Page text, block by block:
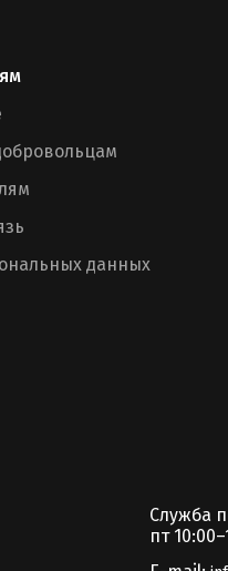
данных
Служба
пт